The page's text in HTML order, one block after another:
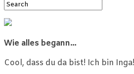
Wie alles begann…
Cool, dass du da bist! Ich bin Inga!